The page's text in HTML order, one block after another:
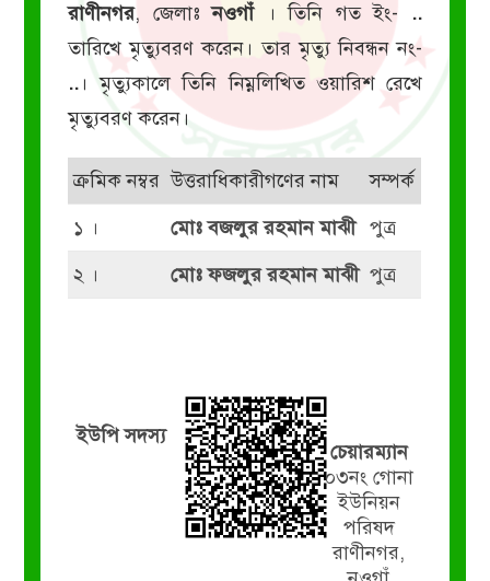
রাণীনগর, জেলাঃনওগাঁ। তিনি গত ইং-
..
তারিখে মৃত্যুবরণ করেন। তার মৃত্যু নিবন্ধন নং-
.. । মৃত্যুকালে তিনি নিম্নলিখিত ওয়ারিশ রেখে
মৃত্যুবরণ করেন।
ক্রমিক নম্বর উত্তরাধিকারীগণের নাম
সম্পর্ক
১ ।
মোঃ বজলুর রহমান মাঝী পুত্র
২ ।
মোঃ ফজলুর রহমান মাঝী পুত্র
ইউপি সদস্য
চেয়ারম্যান
০৩নং গোনা
ইউনিয়ন
পরিষদ
রাণীনগর,